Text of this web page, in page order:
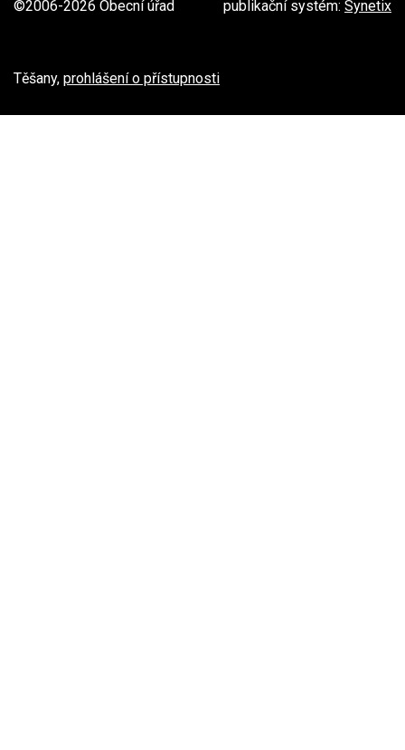
publikační systém: Synetix
©2006-2026 Obecní úřad
Těšany, prohlášení o přístupnosti